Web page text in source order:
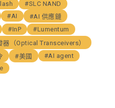
#SLC NAND
#AI
#AI 供應鏈
#InP
#Lumentum
器（Optical Transceivers）
#美國
#AI agent